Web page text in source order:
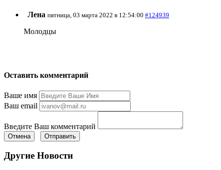
Лена пятница, 03 марта 2022 в 12:54:00 #124939
Молодцы
Оставить комментарий
Ваше имя
Ваш email
Введите Ваш комментарий
Отмена Отправить
Другие Новости